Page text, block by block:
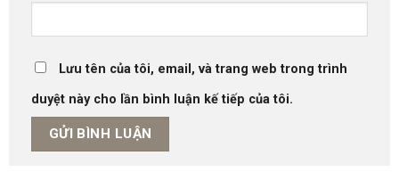
Lưu tên của tôi, email, và trang web trong trình
duyệt này cho lần bình luận kế tiếp của tôi.